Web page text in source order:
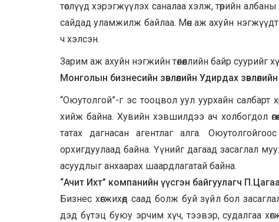
төслүүд хэрэгжүүлэх саналаа хэлж, төрийн
сайдад уламжилж байлаа. Мөн аж ахуйн
ч хэлсэн.
Зарим аж ахуйн нэгжийн төлөөллийн байр суурийг
Монголын бизнесийн зөвлөлийн Удирдах
“Оюутолгой”-г эс тооцвол уул уурхайн салбарт
хийж байна. Хувийн хэвшилдээ ач холбогдол
татах дагнасан агентлаг алга.
орхигдуулаад байна. Үүнийг дагаад засаглал
асуудлыг анхаарах шаардлагатай байна.
“Ачит Ихт” компанийн үүсгэн байгуулагч
Бизнес хөгжихөд саад болж буй зүйл бол
дэд бүтэц буюу эрчим хүч, тээвэр, судалгаа